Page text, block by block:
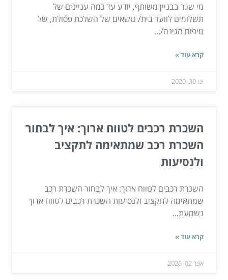
מי שגר בבניין משותף, יודע עד כמה עניינים של
תשלומים לוועד בית/ נושאים של השלכת פסולת, של
טיפוח הגינה/...
קרא עוד »
ינו 30, 2020
השכרת רכבים לטווח ארוך: איך לבחור
השכרת רכב שמתאימה לתקציב
ולנסיעות
השכרת רכבים לטווח ארוך: איך לבחור השכרת רכב
שמתאימה לתקציב ולנסיעות השכרת רכבים לטווח ארוך
נשמעת...
קרא עוד »
אפר 02, 2026